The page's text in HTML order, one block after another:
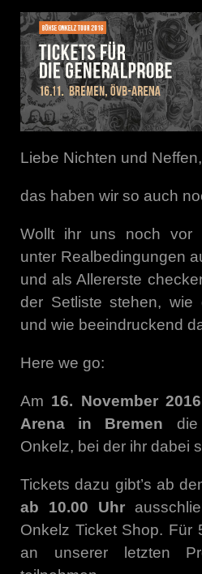
Liebe Nichten und Neffen,
das haben wir so auch
Wollt ihr uns noch vor
unter Realbedingungen
und als Allererste
der Setliste stehen, wie
und wie beeindruckend
Here we go:
Am 16. November 2016
Arena in Bremen die
Onkelz, bei der ihr dabei
Tickets dazu gibt’s ab
ab 10.00 Uhr
Onkelz Ticket Shop. Für
an unserer letzten